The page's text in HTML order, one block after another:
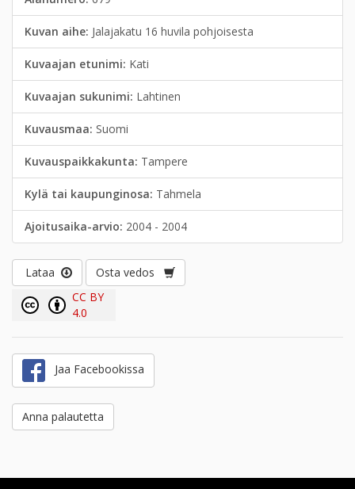
Kuvan aihe: Jalajakatu 16 huvila pohjoisesta
Kuvaajan etunimi: Kati
Kuvaajan sukunimi: Lahtinen
Kuvausmaa: Suomi
Kuvauspaikkakunta: Tampere
Kylä tai kaupunginosa: Tahmela
Ajoitusaika-arvio: 2004 - 2004
Lataa
Osta vedos
CC BY
4.0
Jaa Facebookissa
Anna palautetta